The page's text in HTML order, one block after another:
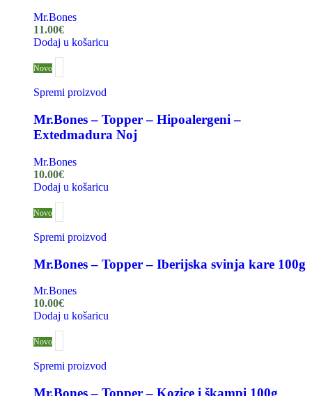
Mr.Bones
11.00€
Dodaj u košaricu
Novo
Spremi proizvod
Mr.Bones – Topper – Hipoalergeni –
Extedmadura Noj
Mr.Bones
10.00€
Dodaj u košaricu
Novo
Spremi proizvod
Mr.Bones – Topper – Iberijska svinja kare 100g
Mr.Bones
10.00€
Dodaj u košaricu
Novo
Spremi proizvod
Mr.Bones – Topper – Kozice i škampi 100g